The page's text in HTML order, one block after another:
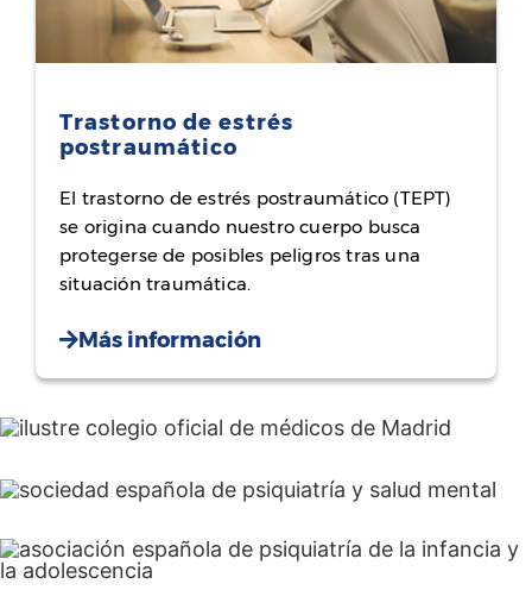
Trastorno de estrés
postraumático
El trastorno de estrés postraumático (TEPT)
se origina cuando nuestro cuerpo busca
protegerse de posibles peligros tras una
situación traumática.
Más información